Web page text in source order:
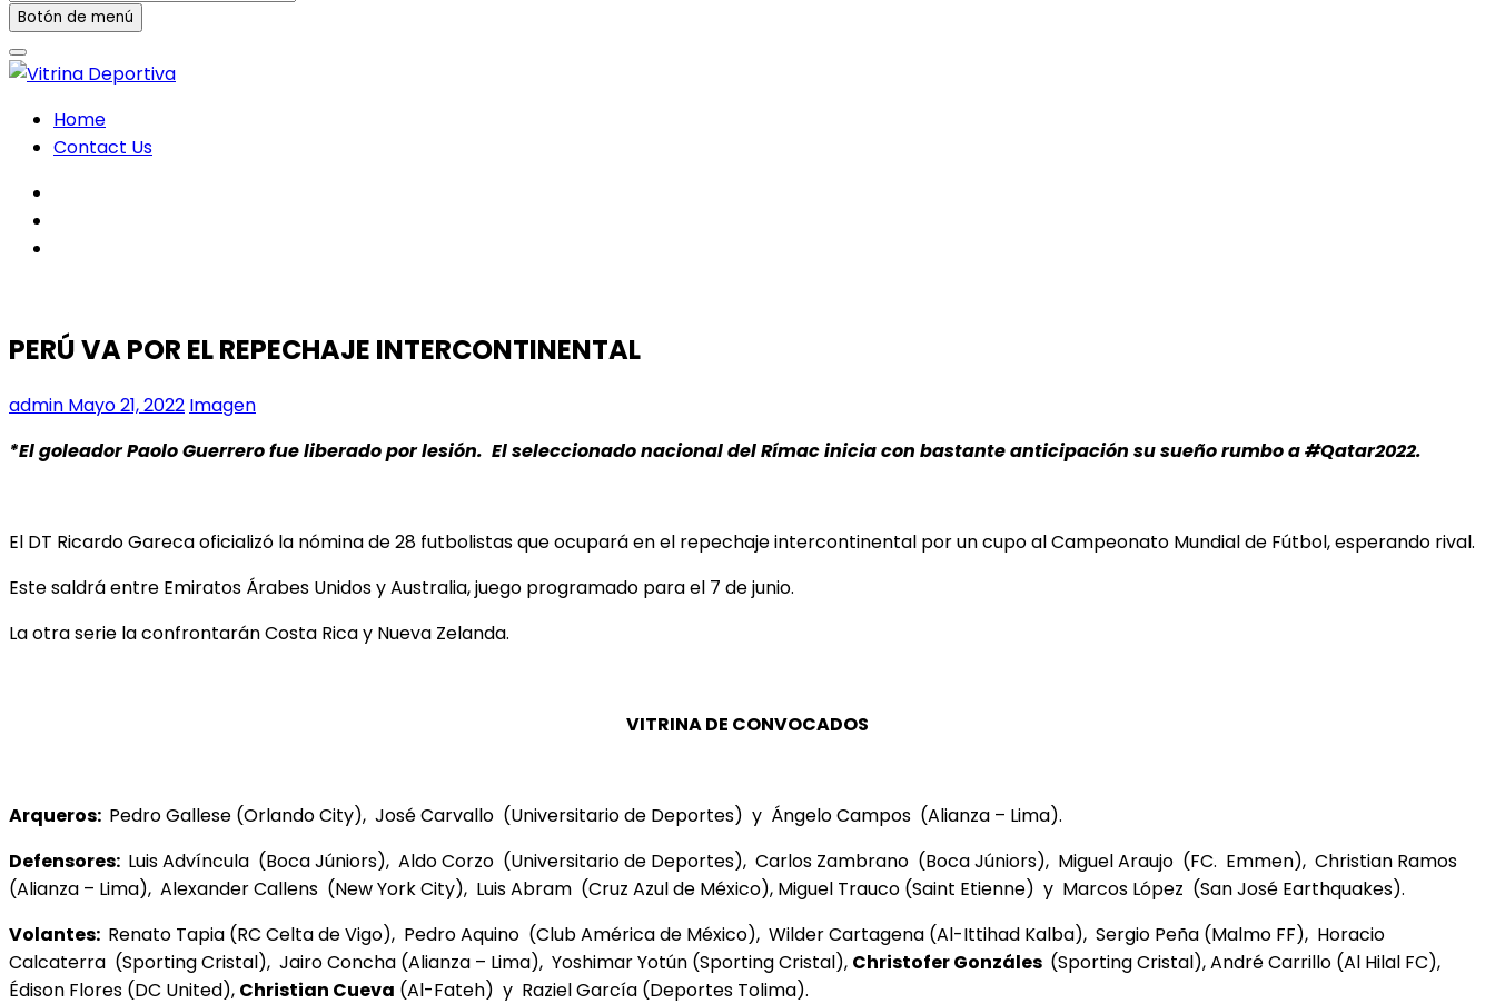
…Botón de menú
Home
Contact Us
PERÚ VA POR EL REPECHAJE INTERCONTINENTAL
admin Mayo 21, 2022 Imagen
*El goleador Paolo Guerrero fue liberado por lesión. El seleccionado nacional del Rímac inicia con bastante anticipación su sueño rumbo a #Qatar2022.
El DT Ricardo Gareca oficializó la nómina de 28 futbolistas que ocupará en el repechaje intercontinental por un cupo al Campeonato Mundial de Fútbol, esperando rival.
Este saldrá entre Emiratos Árabes Unidos y Australia, juego programado para el 7 de junio.
La otra serie la confrontarán Costa Rica y Nueva Zelanda.
VITRINA DE CONVOCADOS
Arqueros: Pedro Gallese (Orlando City), José Carvallo (Universitario de Deportes) y Ángelo Campos (Alianza – Lima).
Defensores: Luis Advíncula (Boca Júniors), Aldo Corzo (Universitario de Deportes), Carlos Zambrano (Boca Júniors), Miguel Araujo (FC. Emmen), Christian Ramos
(Alianza – Lima), Alexander Callens (New York City), Luis Abram (Cruz Azul de México), Miguel Trauco (Saint Etienne) y Marcos López (San José Earthquakes).
Volantes: Renato Tapia (RC Celta de Vigo), Pedro Aquino (Club América de México), Wilder Cartagena (Al-Ittihad Kalba), Sergio Peña (Malmo FF), Horacio
Calcaterra (Sporting Cristal), Jairo Concha (Alianza – Lima), Yoshimar Yotún (Sporting Cristal), Christofer Gonzáles (Sporting Cristal), André Carrillo (Al Hilal FC),
Édison Flores (DC United), Christian Cueva (Al-Fateh) y Raziel García (Deportes Tolima).